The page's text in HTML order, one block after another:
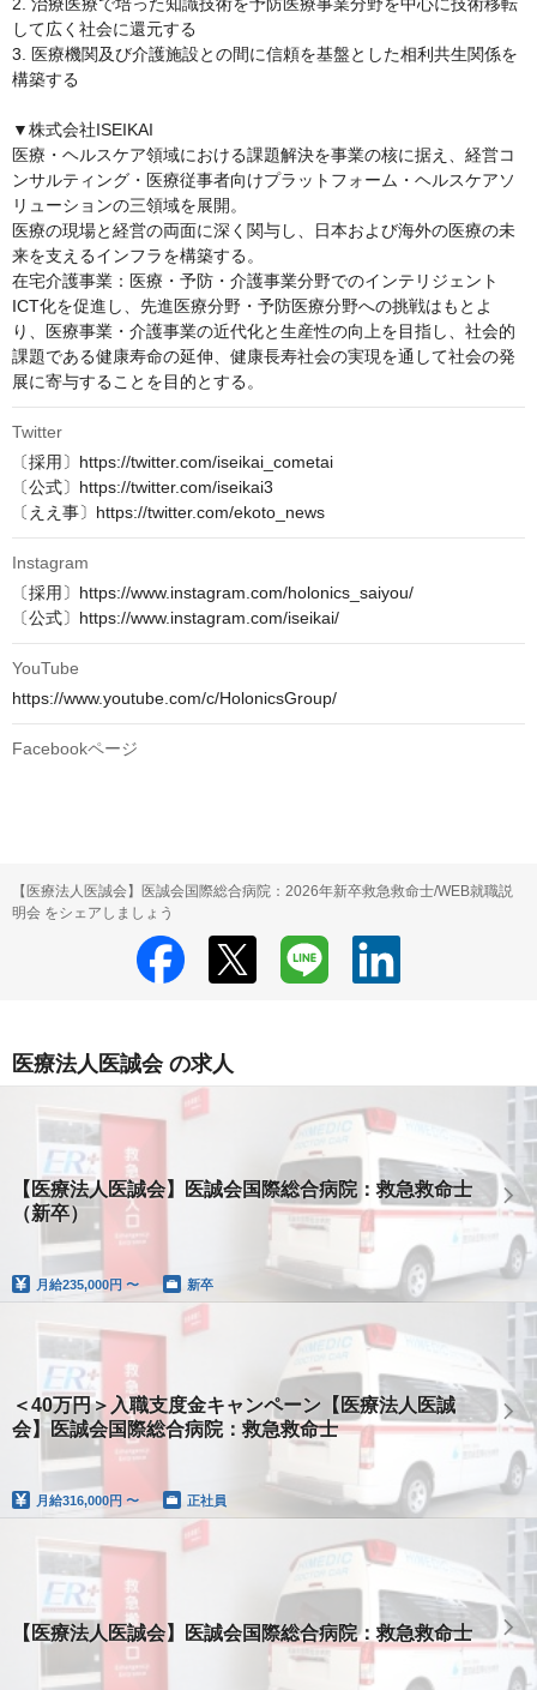
2. 治療医療で培った知識技術を予防医療事業分野を中心に技術移転
して広く社会に還元する
3. 医療機関及び介護施設との間に信頼を基盤とした相利共生関係を
構築する
▼株式会社ISEIKAI
医療・ヘルスケア領域における課題解決を事業の核に据え、経営コ
ンサルティング・医療従事者向けプラットフォーム・ヘルスケアソ
リューションの三領域を展開。
医療の現場と経営の両面に深く関与し、日本および海外の医療の未
来を支えるインフラを構築する。
在宅介護事業：医療・予防・介護事業分野でのインテリジェント
ICT化を促進し、先進医療分野・予防医療分野への挑戦はもとよ
り、医療事業・介護事業の近代化と生産性の向上を目指し、社会的
課題である健康寿命の延伸、健康長寿社会の実現を通して社会の発
展に寄与することを目的とする。
Twitter
〔採用〕https://twitter.com/iseikai_cometai
〔公式〕https://twitter.com/iseikai3
〔ええ事〕https://twitter.com/ekoto_news
Instagram
〔採用〕https://www.instagram.com/holonics_saiyou/
〔公式〕https://www.instagram.com/iseikai/
YouTube
https://www.youtube.com/c/HolonicsGroup/
Facebookページ
【医療法人医誠会】医誠会国際総合病院：2026年新卒救急救命士/WEB就職説
明会 をシェアしましょう
医療法人医誠会 の求人
【医療法人医誠会】医誠会国際総合病院：救急救命士
（新卒）
月給235,000円 〜 新卒
＜40万円＞入職支度金キャンペーン【医療法人医誠
会】医誠会国際総合病院：救急救命士
月給316,000円 〜 正社員
【医療法人医誠会】医誠会国際総合病院：救急救命士